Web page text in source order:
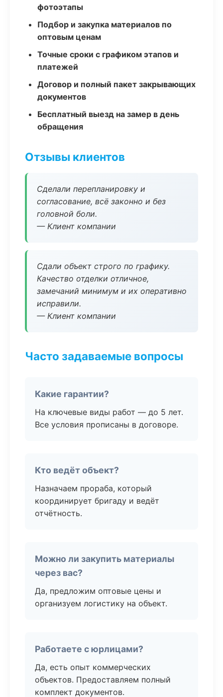
фотоэтапы
Подбор и закупка материалов по
оптовым ценам
Точные сроки с графиком этапов и
платежей
Договор и полный пакет закрывающих
документов
Бесплатный выезд на замер в день
обращения
Отзывы клиентов
Сделали перепланировку и
согласование, всё законно и без
головной боли.
— Клиент компании
Сдали объект строго по графику.
Качество отделки отличное,
замечаний минимум и их оперативно
исправили.
— Клиент компании
Часто задаваемые вопросы
Какие гарантии?
На ключевые виды работ — до 5 лет.
Все условия прописаны в договоре.
Кто ведёт объект?
Назначаем прораба, который
координирует бригаду и ведёт
отчётность.
Можно ли закупить материалы
через вас?
Да, предложим оптовые цены и
организуем логистику на объект.
Работаете с юрлицами?
Да, есть опыт коммерческих
объектов. Предоставляем полный
комплект документов.